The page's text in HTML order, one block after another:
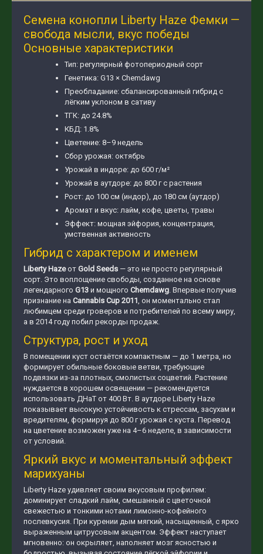
Семена конопли Liberty Haze Фемки —
свобода мысли, вкус победы
Основные характеристики
Тип: регулярный фотопериодный сорт
Генетика: G13 × Chemdawg
Преобладание: сбалансированный гибрид с
лёгким уклоном в сативу
ТГК: до 24.8%
КБД: 1.8%
Цветение: 8–9 недель
Сбор урожая: октябрь
Урожай в индоре: до 600 г/м²
Урожай в аутдоре: до 800 г с растения
Рост: до 100 см (индор), до 180 см (аутдор)
Аромат и вкус: лайм, кофе, цветы, травы
Эффект: мощная эйфория, концентрация,
умственная активность
Гибрид с характером и именем
Liberty Hazeот Gold Seeds — это не просто регулярный
сорт. Это воплощение свободы, созданное на основе
легендарного G13 и мощного Chemdawg. Впервые получив
признание на Cannabis Cup 2011, он моментально стал
любимцем среди гроверов и потребителей по всему миру,
а в 2014 году побил рекорды продаж.
Структура, рост и уход
В помещении куст остаётся компактным — до 1 метра, но
формирует обильные боковые ветви, требующие
подвязки из-за плотных, смолистых соцветий. Растение
нуждается в хорошем освещении — рекомендуется
использовать ДНаТ от 400 Вт. В аутдоре Liberty Haze
показывает высокую устойчивость к стрессам, засухам и
вредителям, формируя до 800 г урожая с куста. Перевод
на цветение возможен уже на 4–6 неделе, в зависимости
от условий.
Яркий вкус и моментальный эффект
марихуаны
Liberty Haze удивляет своим вкусовым профилем:
доминирует сладкий лайм, смешанный с цветочной
свежестью и тонкими нотами лимонно-кофейного
послевкусия. При курении дым мягкий, насыщенный, с ярко
выраженным цитрусовым акцентом. Эффект наступает
мгновенно: он окрыляет, наполняет мозг ясностью и